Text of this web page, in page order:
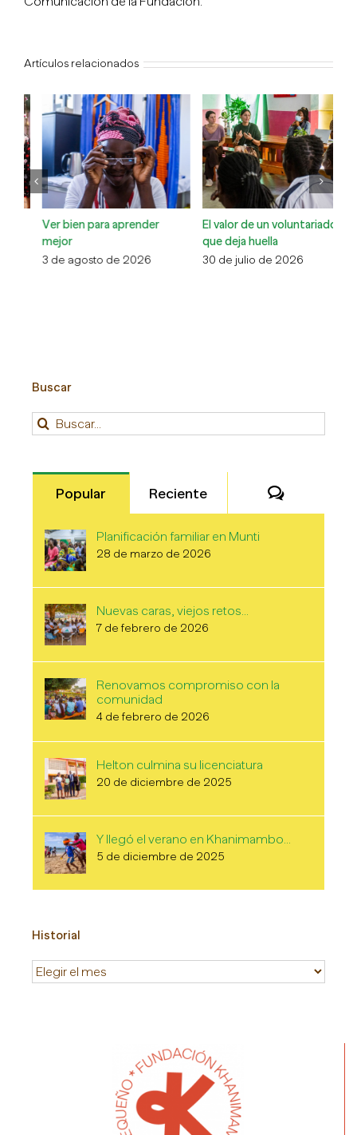
Artículos relacionados
El valor de un voluntariado
que deja huella
30 de julio de 2026
La comunidad cuidando de
la comunidad
13 de julio de 2026
Buscar
Buscar:
Popular Reciente
Planificación familiar en Munti
28 de marzo de 2026
Nuevas caras, viejos retos…
7 de febrero de 2026
Renovamos compromiso con la
comunidad
4 de febrero de 2026
Helton culmina su licenciatura
20 de diciembre de 2025
Y llegó el verano en Khanimambo…
5 de diciembre de 2025
Historial
Historial